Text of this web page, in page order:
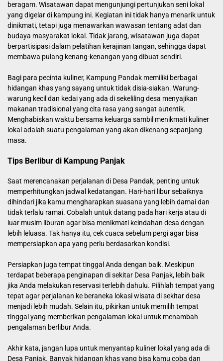
beragam. Wisatawan dapat mengunjungi pertunjukan seni lokal
yang digelar di kampung ini. Kegiatan ini tidak hanya menarik untuk
dinikmati, tetapi juga menawarkan wawasan tentang adat dan
budaya masyarakat lokal. Tidak jarang, wisatawan juga dapat
berpartisipasi dalam pelatihan kerajinan tangan, sehingga dapat
membawa pulang kenang-kenangan yang dibuat sendiri.
Bagi para pecinta kuliner, Kampung Pandak memiliki berbagai
hidangan khas yang sayang untuk tidak disia-siakan. Warung-
warung kecil dan kedai yang ada di sekeliling desa menyajikan
makanan tradisional yang cita rasa yang sangat autentik.
Menghabiskan waktu bersama keluarga sambil menikmati kuliner
lokal adalah suatu pengalaman yang akan dikenang sepanjang
masa.
Tips Berlibur di Kampung Panjak
Saat merencanakan perjalanan di Desa Pandak, penting untuk
memperhitungkan jadwal kedatangan. Hari-hari libur sebaiknya
dihindari jika kamu mengharapkan suasana yang lebih damai dan
tidak terlalu ramai. Cobalah untuk datang pada hari kerja atau di
luar musim liburan agar bisa menikmati keindahan desa dengan
lebih leluasa. Tak hanya itu, cek cuaca sebelum pergi agar bisa
mempersiapkan apa yang perlu berdasarkan kondisi.
Persiapkan juga tempat tinggal Anda dengan baik. Meskipun
terdapat beberapa penginapan di sekitar Desa Panjak, lebih baik
jika Anda melakukan reservasi terlebih dahulu. Pilihlah tempat yang
tepat agar perjalanan ke beraneka lokasi wisata di sekitar desa
menjadi lebih mudah. Selain itu, pikirkan untuk memilih tempat
tinggal yang memberikan pengalaman lokal untuk menambah
pengalaman berlibur Anda.
Akhir kata, jangan lupa untuk menyantap kuliner lokal yang ada di
Desa Panjak. Banyak hidangan khas yang bisa kamu coba dan